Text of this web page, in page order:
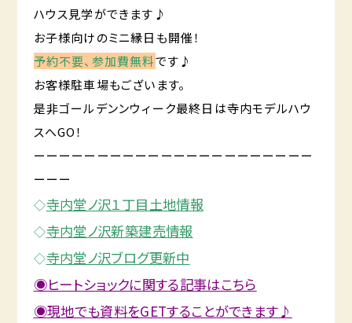
ハウス見学ができます♪
お子様向けのミニ縁日も開催！
予約不要、参加費無料です♪
お客様駐車場もございます。
是非ゴールデンンウィーク最終日は寺内モデルハウ
スへGO！
ーーーーーーーーーーーーーーーーーーーーーー
ーーー
◇寺内堂ノ沢１丁目土地情報
◇寺内堂ノ沢新築建売情報
◇寺内堂ノ沢ブログ更新中
◉ヒートショックに関する記事はこちら
◉現地でも資料をGETすることができます♪